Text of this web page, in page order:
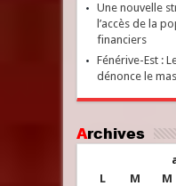
Une nouvelle
l’accès de la
financiers
Fénérive-Est :
dénonce le
Archives
L
M M